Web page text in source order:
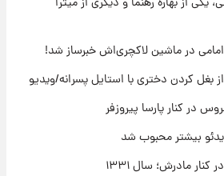
+جدول
۱۲ ساعت پیش
محصولات ایران‌خودرو و سایپا امروز شنبه
در ماشین لاکچری‌اش خبرساز شد!
کردن دختری با استایل پسرانه/ویدیو
در کنار پارسا پیروزفر
بیشتر محبوب شد
مادرش؛ سال ۱۳۳۱